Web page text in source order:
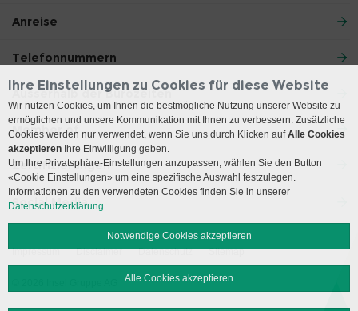
Anreise
Telefonnummern
Ausserhalb der Bürozeiten
Member of
Zertifizierungen
Social Media
Impressum Disclaimer Datenschutz Sitemap
Ihre Einstellungen zu Cookies für diese Website
Wir nutzen Cookies, um Ihnen die bestmögliche Nutzung unserer Website zu
ermöglichen und unsere Kommunikation mit Ihnen zu verbessern. Zusätzliche
Cookies werden nur verwendet, wenn Sie uns durch Klicken aufAlle Cookies
akzeptieren Ihre Einwilligung geben.
Um Ihre Privatsphäre-Einstellungen anzupassen, wählen Sie den Button
«Cookie Einstellungen» um eine spezifische Auswahl festzulegen.
Informationen zu den verwendeten Cookies finden Sie in unserer
Datenschutzerklärung.
Notwendige Cookies akzeptieren
Alle Cookies akzeptieren